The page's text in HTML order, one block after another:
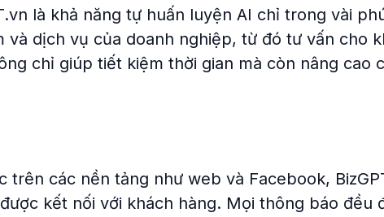
là khả năng tự huấn luyện AI chỉ trong vài
dịch vụ của doanh nghiệp, từ đó tư vấn cho
chỉ giúp tiết kiệm thời gian mà còn nâng cao
các nền tảng như web và Facebook,
kết nối với khách hàng. Mọi thông báo đều